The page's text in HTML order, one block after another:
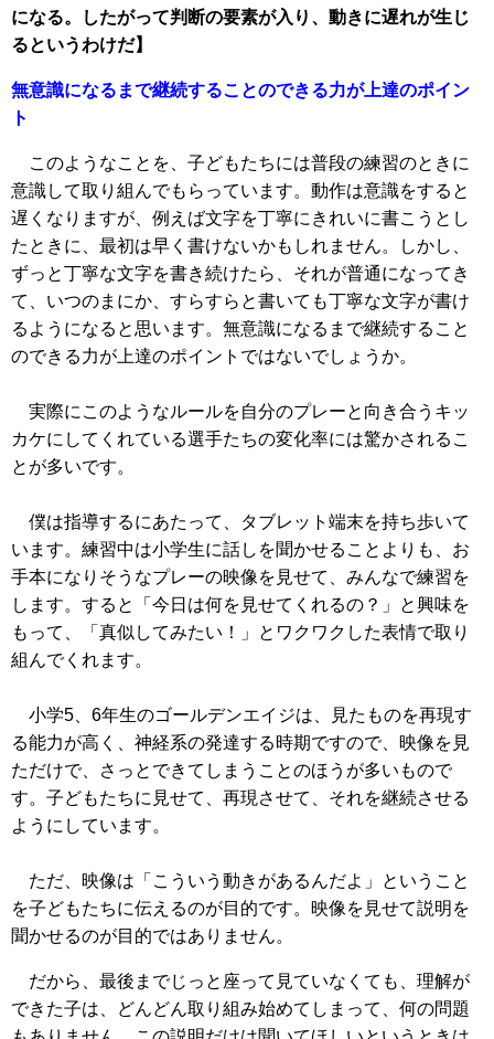
になる。したがって判断の要素が入り、動きに遅れが生じ
るというわけだ】
無意識になるまで継続することのできる力が上達のポイン
ト
このようなことを、子どもたちには普段の練習のときに
意識して取り組んでもらっています。動作は意識をすると
遅くなりますが、例えば文字を丁寧にきれいに書こうとし
たときに、最初は早く書けないかもしれません。しかし、
ずっと丁寧な文字を書き続けたら、それが普通になってき
て、いつのまにか、すらすらと書いても丁寧な文字が書け
るようになると思います。無意識になるまで継続すること
のできる力が上達のポイントではないでしょうか。
実際にこのようなルールを自分のプレーと向き合うキッ
カケにしてくれている選手たちの変化率には驚かされるこ
とが多いです。
僕は指導するにあたって、タブレット端末を持ち歩いて
います。練習中は小学生に話しを聞かせることよりも、お
手本になりそうなプレーの映像を見せて、みんなで練習を
します。すると「今日は何を見せてくれるの？」と興味を
もって、「真似してみたい！」とワクワクした表情で取り
組んでくれます。
小学5、6年生のゴールデンエイジは、見たものを再現す
る能力が高く、神経系の発達する時期ですので、映像を見
ただけで、さっとできてしまうことのほうが多いもので
す。子どもたちに見せて、再現させて、それを継続させる
ようにしています。
ただ、映像は「こういう動きがあるんだよ」ということ
を子どもたちに伝えるのが目的です。映像を見せて説明を
聞かせるのが目的ではありません。
だから、最後までじっと座って見ていなくても、理解が
できた子は、どんどん取り組み始めてしまって、何の問題